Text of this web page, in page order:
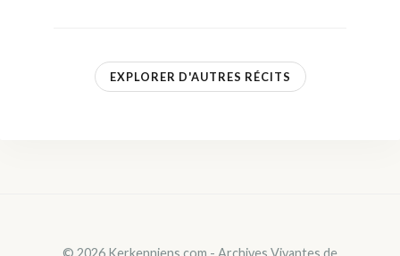
EXPLORER D'AUTRES RÉCITS